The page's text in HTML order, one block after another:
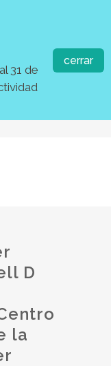
D
la
31 de
cerrar